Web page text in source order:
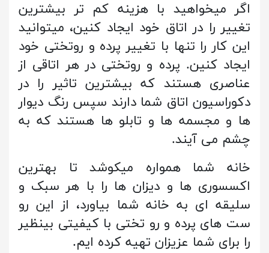
اگر میخواهید با هزینه کم تر بیشترین
تغییر را در اتاق خود ایجاد کنین، میتوانید
این کار را تنها با تغییر پرده و روتختی خود
ایجاد کنین. پرده و روتختی در هر اتاقی از
عناصری هستند که بیشترین تاثیر را در
دکوراسیون اتاق شما دارند سپس رنگ دیوار
ها و مجسمه ها و تابلو ها هستند که به
چشم می آیند.
خانه شما همواره میکوشد تا بهترین
اکسسوری ها و دیزان ها را با هر سبک و
سلیقه ای به خانه شما بیاورد، از این رو
ست های پرده و رو تختی با کیفیتی بینظیر
را برای شما عزیزان تهیه کرده ایم.